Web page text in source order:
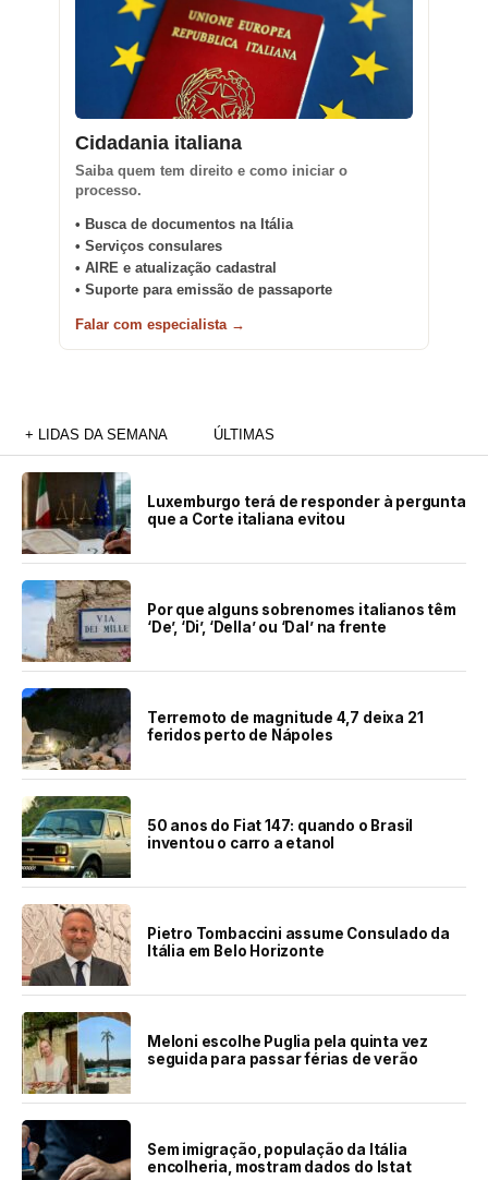
Cidadania italiana
Saiba quem tem direito e como iniciar o
processo.
• Busca de documentos na Itália
• Serviços consulares
• AIRE e atualização cadastral
• Suporte para emissão de passaporte
Falar com especialista →
+ LIDAS DA SEMANA ÚLTIMAS
Luxemburgo terá de responder à pergunta
que a Corte italiana evitou
Por que alguns sobrenomes italianos têm
‘De’, ‘Di’, ‘Della’ ou ‘Dal’ na frente
Terremoto de magnitude 4,7 deixa 21
feridos perto de Nápoles
50 anos do Fiat 147: quando o Brasil
inventou o carro a etanol
Pietro Tombaccini assume Consulado da
Itália em Belo Horizonte
Meloni escolhe Puglia pela quinta vez
seguida para passar férias de verão
Sem imigração, população da Itália
encolheria, mostram dados do Istat